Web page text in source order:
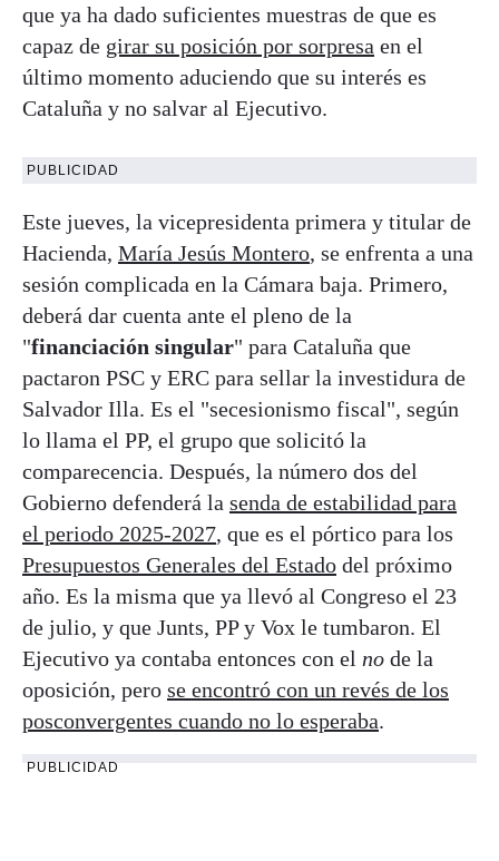
que ya ha dado suficientes muestras de que es
capaz de girar su posición por sorpresa en el
último momento aduciendo que su interés es
Cataluña y no salvar al Ejecutivo.
PUBLICIDAD
Este jueves, la vicepresidenta primera y titular de
Hacienda, María Jesús Montero, se enfrenta a una
sesión complicada en la Cámara baja. Primero,
deberá dar cuenta ante el pleno de la
"financiación singular" para Cataluña que
pactaron PSC y ERC para sellar la investidura de
Salvador Illa. Es el "secesionismo fiscal", según
lo llama el PP, el grupo que solicitó la
comparecencia. Después, la número dos del
Gobierno defenderá la senda de estabilidad para
el periodo 2025-2027, que es el pórtico para los
Presupuestos Generales del Estado del próximo
año. Es la misma que ya llevó al Congreso el 23
de julio, y que Junts, PP y Vox le tumbaron. El
Ejecutivo ya contaba entonces con el no de la
oposición, pero se encontró con un revés de los
posconvergentes cuando no lo esperaba.
PUBLICIDAD